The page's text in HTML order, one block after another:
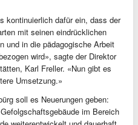
kontinuierlich dafür ein, dass der
mit seinen eindrücklichen
und in die pädagogische Arbeit
wird», sagte der Direktor
Karl Freller. «Nun gibt es
Umsetzung.»
soll es Neuerungen geben:
im Bereich